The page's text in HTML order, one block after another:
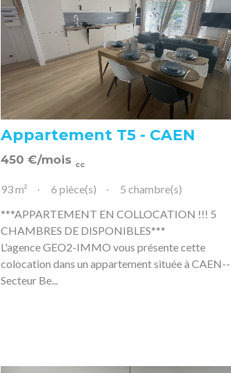
Appartement T5 - CAEN
450 €/mois cc
93 m² 6 pièce(s)
5 chambre(s)
***APPARTEMENT EN COLLOCATION !!! 5
CHAMBRES DE DISPONIBLES***
L'agence GEO2-IMMO vous présente cette
colocation dans un appartement située à
Secteur Be...